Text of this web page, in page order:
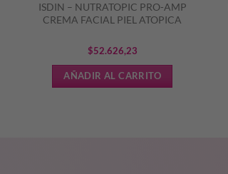
ISDIN – NUTRATOPIC PRO-AMP
CREMA FACIAL PIEL ATOPICA
$52.626,23
AÑADIR AL CARRITO